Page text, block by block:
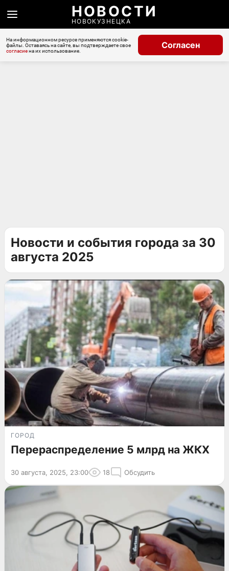
НОВОСТИ
НОВОКУЗНЕЦКА
На информационном ресурсе применяются cookie-
файлы. Оставаясь на сайте, вы подтверждаете свое
согласиена их использование.
Согласен
Новости и события города за 30
августа 2025
ГОРОД
Перераспределение 5 млрд на ЖКХ
30 августа, 2025, 23:00 18 Обсудить